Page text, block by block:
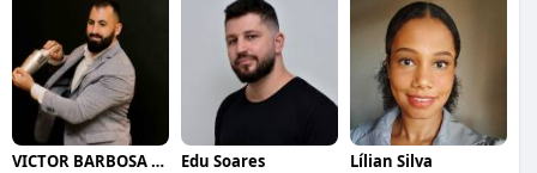
VICTOR BARBOSA QUARANTA Edu Soares Lílian Silva